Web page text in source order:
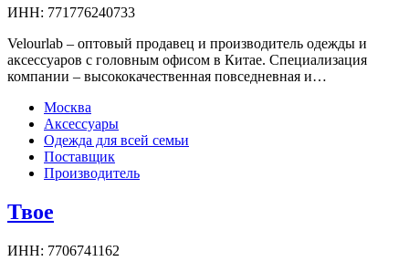
ИНН: 771776240733
Velourlab – оптовый продавец и производитель одежды и
аксессуаров с головным офисом в Китае. Специализация
компании – высококачественная повседневная и…
Москва
Аксессуары
Одежда для всей семьи
Поставщик
Производитель
Твое
ИНН: 7706741162